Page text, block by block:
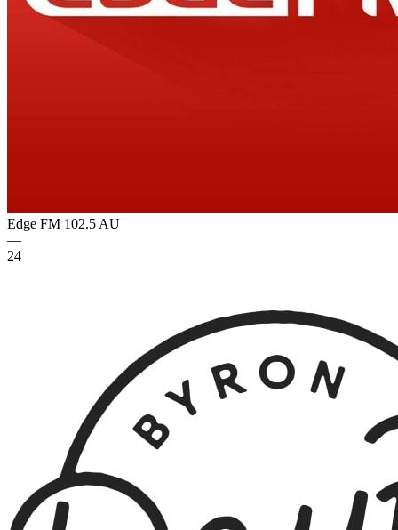
Edge FM 102.5 AU
—
24